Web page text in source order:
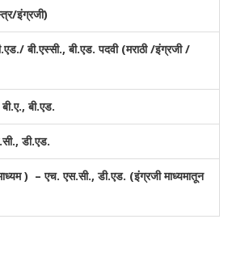
इंग्रजी)
बी.एस्सी., बी.एड. पदवी (मराठी /इंग्रजी /
बी.एड.
डी.एड.
) – एच. एस.सी., डी.एड. (इंग्रजी माध्यमातून